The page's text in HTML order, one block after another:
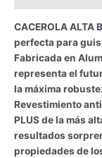
CACEROLA ALTA
perfecta para
Fabricada en
representa el
la máxima
Revestimiento
PLUS de la más
resultados
propiedades de